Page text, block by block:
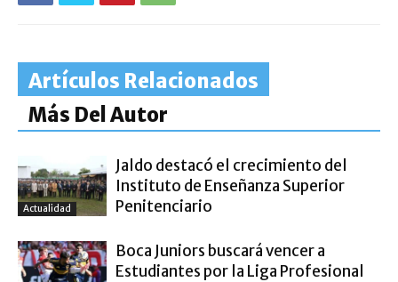
Artículos Relacionados
Más Del Autor
Actualidad
Jaldo destacó el crecimiento del
Instituto de Enseñanza Superior
Penitenciario
Boca Juniors buscará vencer a
Estudiantes por la Liga Profesional